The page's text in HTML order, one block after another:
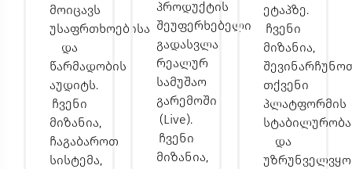
მოიცავს
უსაფრთხოებისა
და
წარმადობის
აუდიტს.
ჩვენი
მიზანია,
ჩაგაბაროთ
სისტემა,
პროდუქტის
შეუფერხებელი
გადასვლა
რეალურ
სამუშაო
გარემოში
(Live).
ჩვენი
მიზანია,
ეტაპზე.
ჩვენი
მიზანია,
თქვენი
პლატფორმის
სტაბილურობა
და